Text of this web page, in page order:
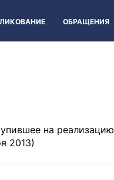
ОБРАЩЕНИЯ
на реализацию
2013)